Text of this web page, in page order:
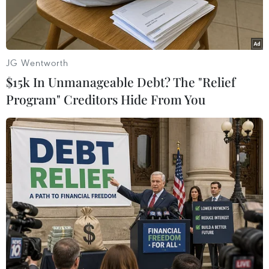
Mưa lớn khiến nhiều diện tích lúa trên địa bàn xã Minh Tiến bị
ngập úng cục bộ. (Nguồn: Báo Thái Nguyên)
Theo báo cáo của Ban chỉ huy Phòng chống
thiên tai và Tìm kiếm cứu nạn tỉnh Thái
Nguyên, từ ngày 28/7 đến sáng 31/7, trên địa
JG Wentworth
$15k In Unmanageable Debt? The "Relief
Program" Creditors Hide From You